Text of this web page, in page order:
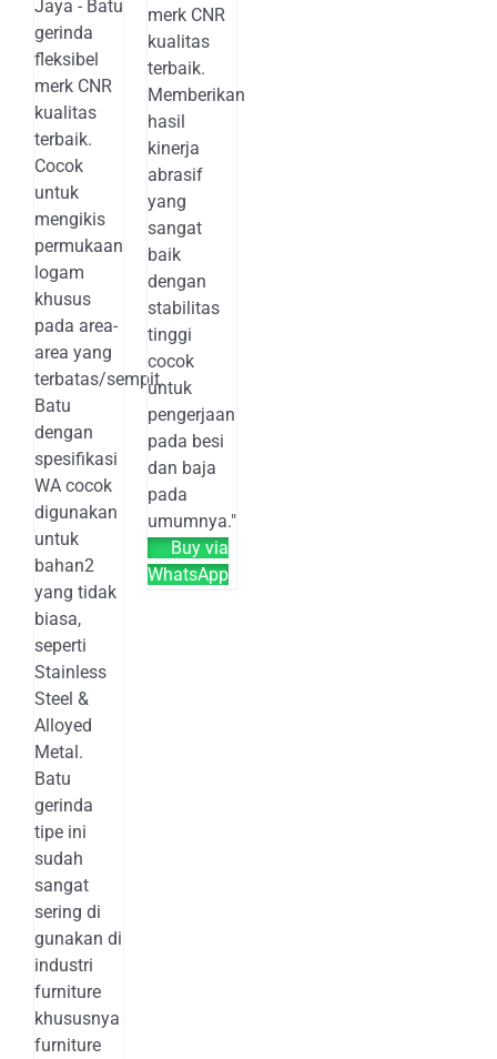
Jaya - Batu
gerinda
fleksibel
merk CNR
kualitas
terbaik.
Cocok
untuk
mengikis
permukaan
logam
khusus
pada area-
area yang
terbatas/sempit.
Batu
dengan
spesifikasi
WA cocok
digunakan
untuk
bahan2
yang tidak
biasa,
seperti
Stainless
Steel &
Alloyed
Metal.
Batu
gerinda
tipe ini
sudah
sangat
sering di
gunakan di
industri
furniture
khususnya
furniture
merk CNR
kualitas
terbaik.
Memberikan
hasil
kinerja
abrasif
yang
sangat
baik
dengan
stabilitas
tinggi
cocok
untuk
pengerjaan
pada besi
dan baja
pada
umumnya."
Buy via
WhatsApp